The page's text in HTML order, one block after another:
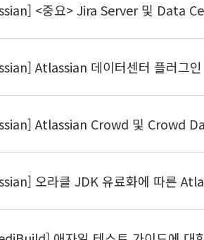
<중요> Jira Server 및 Data
Atlassian 데이터센터 플러그
Atlassian Crowd 및 Crowd
오라클 JDK 유료화에 따른